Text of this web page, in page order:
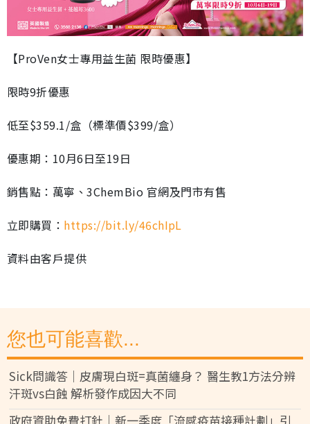
【ProVen女士專用益生菌 限時優惠】
限時9折優惠
低至$359.1/盒（標準價$399/盒）
優惠期：10月6日至19日
銷售點：萬寧、3ChemBio 官網及門市有售
立即購買： https://bit.ly/46chIpL
資料由客戶提供
您也可能喜歡...
Sick問識答｜皮膚現白斑=真菌纏身？ 醫生教1方法分辨
汗斑vs白蝕 解析發作成因大不同
政府資助免費打針｜新一季度「流感疫苗接種計劃」引